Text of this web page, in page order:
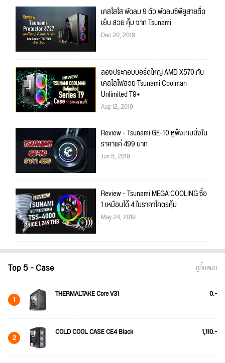
เคสใสใส พัดลม 9 ตัว พัดลมซีพียูสายตื๊ด
เย็น สวย คุ้ม จาก Tsunami
Dec 20, 2019
ลองประกอบบอร์ดใหญ่ AMD X570 กับ
เคสใสไฟสวย Tsunami Coolman
Unlimited T9+
Aug 12, 2019
Review - Tsunami GE-10 หูฟังเกมมิ่งใน
ราคาแค่ 499 บาท
Jun 5, 2019
Review - Tsunami MEGA COOLING ซื้อ
1 เหมือนได้ 4 ในราคาโคตรคุ้ม
May 24, 2019
Top 5 - Case ดูทั้งหมด
1 THERMALTAKE Core V31 0.-
2 COLD COOL CASE CE4 Black 1,110.-